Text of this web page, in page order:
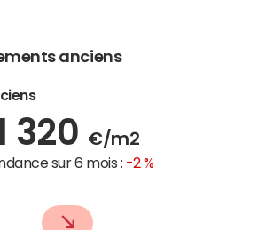
anciens
320 €/m2
sur 6 mois : -2 %